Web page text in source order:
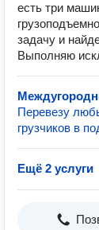
есть три
задачу и
Выполняю
Перевезу
грузчиков в
Ещё 2 услуги